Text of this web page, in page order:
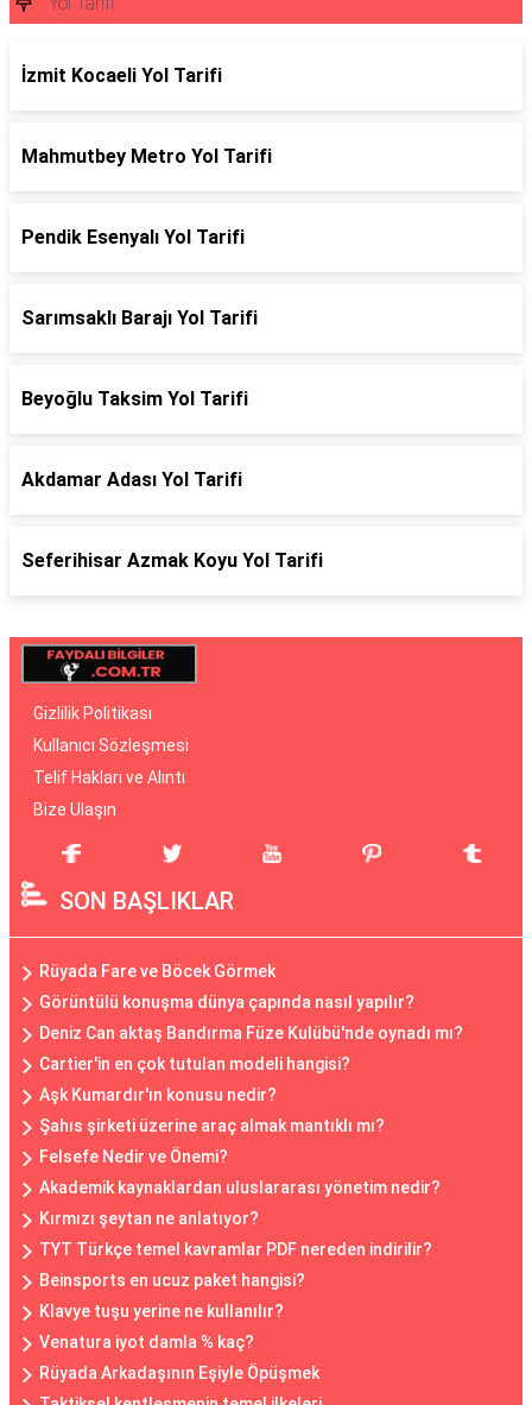
İzmit Kocaeli Yol Tarifi
Mahmutbey Metro Yol Tarifi
Pendik Esenyalı Yol Tarifi
Sarımsaklı Barajı Yol Tarifi
Beyoğlu Taksim Yol Tarifi
Akdamar Adası Yol Tarifi
Seferihisar Azmak Koyu Yol Tarifi
Gizlilik Politikası
Kullanıcı Sözleşmesi
Telif Hakları ve Alıntı
Bize Ulaşın
SON BAŞLIKLAR
Rüyada Fare ve Böcek Görmek
Görüntülü konuşma dünya çapında nasıl yapılır?
Deniz Can aktaş Bandırma Füze Kulübü'nde oynadı mı?
Cartier'in en çok tutulan modeli hangisi?
Aşk Kumardır'ın konusu nedir?
Şahıs şirketi üzerine araç almak mantıklı mı?
Felsefe Nedir ve Önemi?
Akademik kaynaklardan uluslararası yönetim nedir?
Kırmızı şeytan ne anlatıyor?
TYT Türkçe temel kavramlar PDF nereden indirilir?
Beinsports en ucuz paket hangisi?
Klavye tuşu yerine ne kullanılır?
Venatura iyot damla % kaç?
Rüyada Arkadaşının Eşiyle Öpüşmek